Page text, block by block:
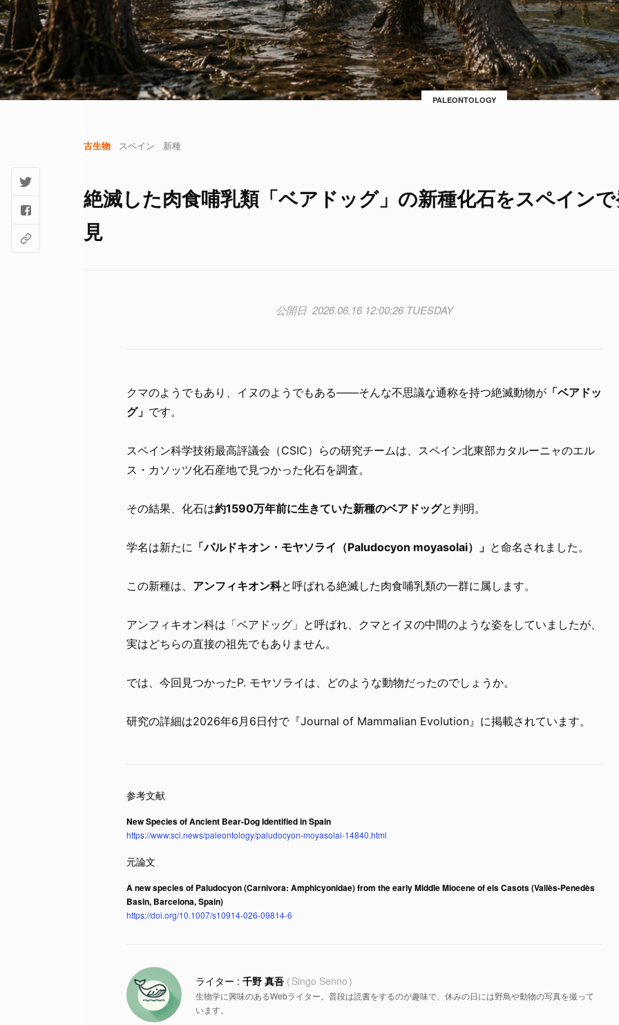
PALEONTOLOGY
古生物 スペイン 新種
絶滅した肉食哺乳類「ベアドッグ」の新種化石をスペイン
見
2026.06.16 12:00:26 TUESDAY
クマのようでもあり、イヌのようでもある――そんな不思議な通称を持つ絶滅動物が 「ベアドッ
グ」 です。
スペイン科学技術最高評議会（CSIC）らの研究チームは、スペイン北東部カタルーニャのエル
ス・カソッツ化石産地で見つかった化石を調査。
その結果、化石は約1590万年前に生きていた新種のベアドッグと判明。
学名は新たに 「パルドキオン・モヤソライ（Paludocyon moyasolai）」 と命名されました。
この新種は、 アンフィキオン科と呼ばれる絶滅した肉食哺乳類の一群に属します。
アンフィキオン科は「ベアドッグ」と呼ばれ、クマとイヌの中間のような姿をしていましたが、
実はどちらの直接の祖先でもありません。
では、今回見つかったP. モヤソライは、どのような動物だったのでしょうか。
研究の詳細は2026年6月6日付で『Journal of Mammalian Evolution』に掲載されています。
New Species of Ancient Bear-Dog Identified in Spain
https://www.sci.news/paleontology/paludocyon-moyasolai-14840.html
A new species of Paludocyon (Carnivora: Amphicyonidae) from the early Middle Miocene of els Casots (Vallès-Penedès
Basin, Barcelona, Spain)
https://doi.org/10.1007/s10914-026-09814-6
千野 真吾 Singo Senno
生物学に興味のあるWebライター。普段は読書をするのが趣味で、休みの日には野鳥や動物の写真を撮って
います。